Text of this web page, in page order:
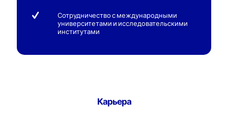
Сотрудничество с международными
университетами и исследовательскими
институтами
Карьера